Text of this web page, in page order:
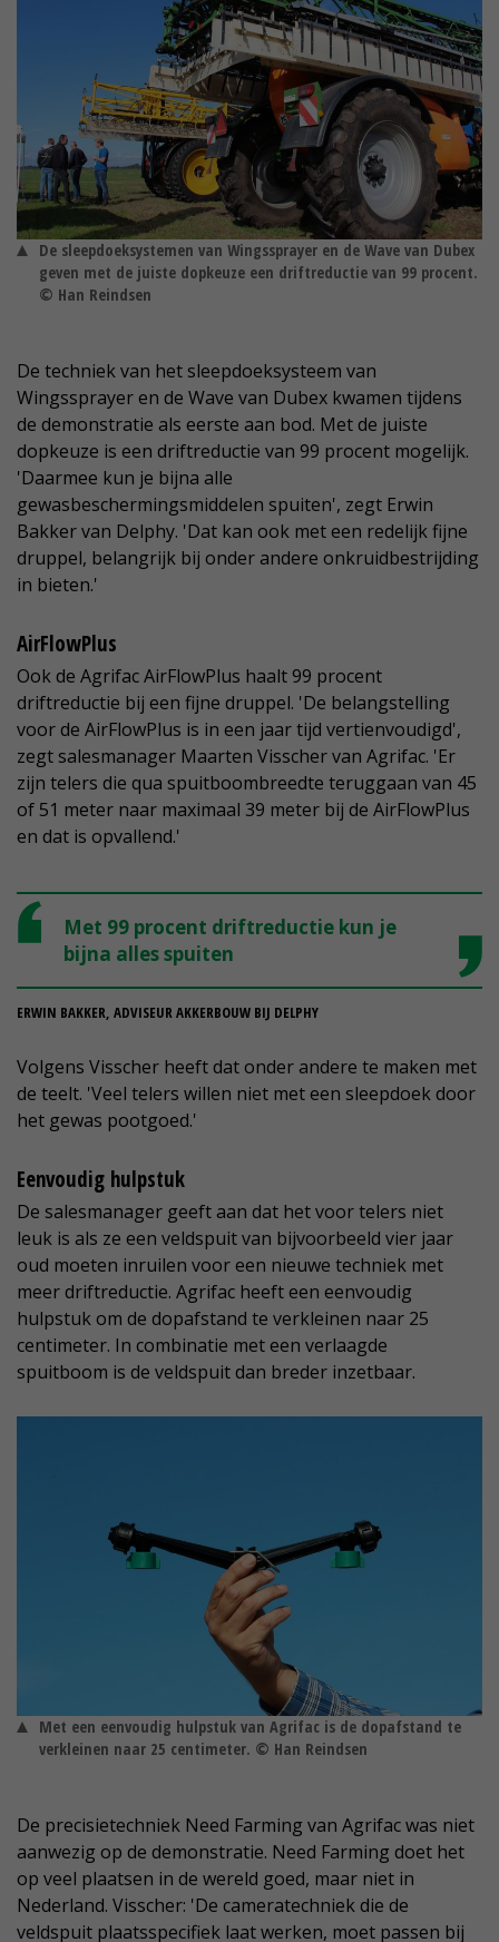
De sleepdoeksystemen van Wingssprayer en de Wave van Dubex
geven met de juiste dopkeuze een driftreductie van 99 procent.
© Han Reindsen
De techniek van het sleepdoeksysteem van
Wingssprayer en de Wave van Dubex kwamen tijdens
de demonstratie als eerste aan bod. Met de juiste
dopkeuze is een driftreductie van 99 procent mogelijk.
'Daarmee kun je bijna alle
gewasbeschermingsmiddelen spuiten', zegt Erwin
Bakker van Delphy. 'Dat kan ook met een redelijk fijne
druppel, belangrijk bij onder andere onkruidbestrijding
in bieten.'
AirFlowPlus
Ook de Agrifac AirFlowPlus haalt 99 procent
driftreductie bij een fijne druppel. 'De belangstelling
voor de AirFlowPlus is in een jaar tijd vertienvoudigd',
zegt salesmanager Maarten Visscher van Agrifac. 'Er
zijn telers die qua spuitboombreedte teruggaan van 45
of 51 meter naar maximaal 39 meter bij de AirFlowPlus
en dat is opvallend.'
Met 99 procent driftreductie kun je
bijna alles spuiten
ERWIN BAKKER, ADVISEUR AKKERBOUW BIJ DELPHY
Volgens Visscher heeft dat onder andere te maken met
de teelt. 'Veel telers willen niet met een sleepdoek door
het gewas pootgoed.'
Eenvoudig hulpstuk
De salesmanager geeft aan dat het voor telers niet
leuk is als ze een veldspuit van bijvoorbeeld vier jaar
oud moeten inruilen voor een nieuwe techniek met
meer driftreductie. Agrifac heeft een eenvoudig
hulpstuk om de dopafstand te verkleinen naar 25
centimeter. In combinatie met een verlaagde
spuitboom is de veldspuit dan breder inzetbaar.
Met een eenvoudig hulpstuk van Agrifac is de dopafstand te
verkleinen naar 25 centimeter. © Han Reindsen
De precisietechniek Need Farming van Agrifac was niet
aanwezig op de demonstratie. Need Farming doet het
op veel plaatsen in de wereld goed, maar niet in
Nederland. Visscher: 'De cameratechniek die de
veldspuit plaatsspecifiek laat werken, moet passen bij